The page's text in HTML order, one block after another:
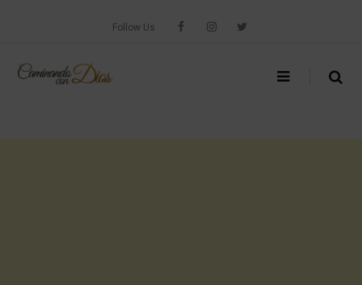
Follow Us